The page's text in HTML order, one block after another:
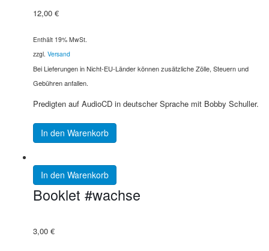
12,00 €
Enthält 19% MwSt.
zzgl. Versand
Bei Lieferungen in Nicht-EU-Länder können zusätzliche Zölle, Steuern und
Gebühren anfallen.
Predigten auf AudioCD in deutscher Sprache mit Bobby Schuller.
In den Warenkorb
In den Warenkorb
Booklet #wachse
3,00 €